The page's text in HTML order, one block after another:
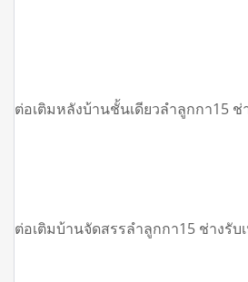
ต่อเติมหลังบ้านชั้นเดียวลำลูกกา15
ต่อเติมบ้านจัดสรรลำลูกกา15 ช่